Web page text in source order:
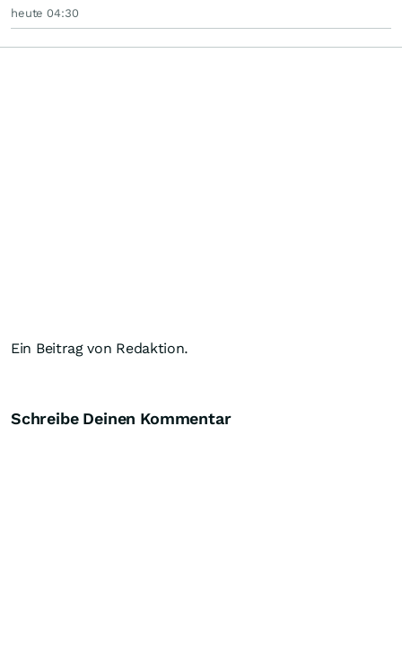
heute 04:30
Ein Beitrag von Redaktion.
Schreibe Deinen Kommentar